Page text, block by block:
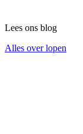
Lees ons blog
Alles over lopen